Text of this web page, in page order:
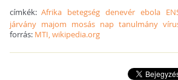
címkék:Afrika betegség denevér ebola
járvány majom mosás nap tanulmány
forrás: MTI, wikipedia.org